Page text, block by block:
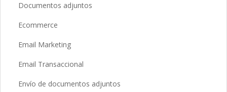
Documentos adjuntos
Ecommerce
Email Marketing
Email Transaccional
Envío de documentos adjuntos